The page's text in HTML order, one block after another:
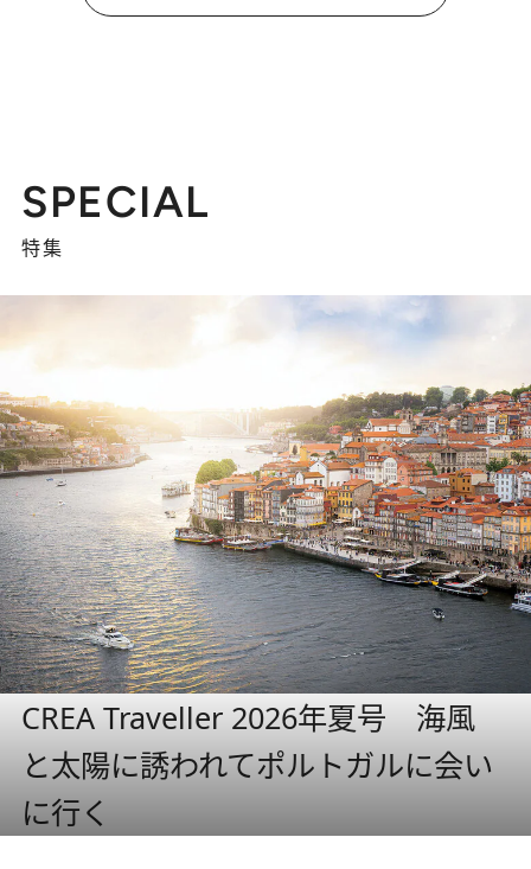
SPECIAL
特集
CREA Traveller 2026年夏号 海風
と太陽に誘われてポルトガルに会い
に行く